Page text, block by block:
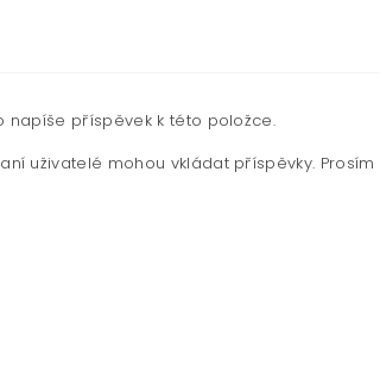
napíše příspěvek k této položce.
uživatelé mohou vkládat příspěvky. Prosím